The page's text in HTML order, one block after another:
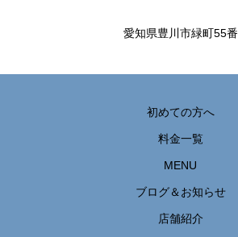
愛知県豊川市緑町55番
初めての方へ
料金一覧
MENU
ブログ＆お知らせ
店舗紹介